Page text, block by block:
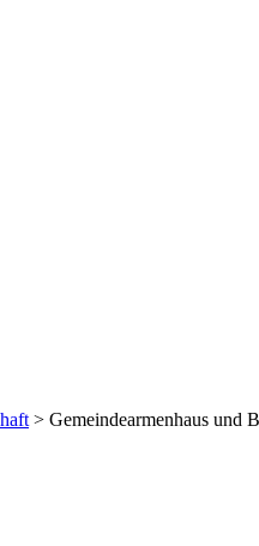
> Gemeindearmenhaus und